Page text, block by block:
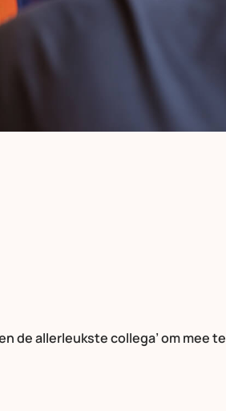
de allerleukste collega’ om mee te